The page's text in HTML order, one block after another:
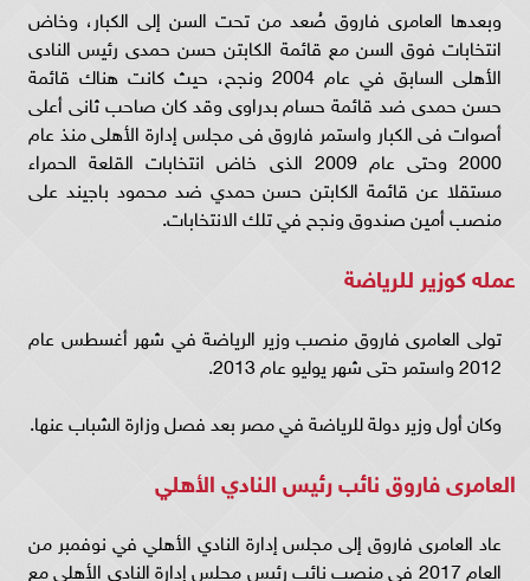
وبعدها العامرى فاروق صُعد من تحت السن إلى الكبار، وخاض
انتخابات فوق السن مع قائمة الكابتن حسن حمدى رئيس النادى
الأهلى السابق في عام 2004 ونجح، حيث كانت هناك قائمة
حسن حمدى ضد قائمة حسام بدراوى وقد كان صاحب ثانى أعلى
أصوات فى الكبار واستمر فاروق فى مجلس إدارة الأهلى منذ عام
2000 وحتى عام 2009 الذى خاض انتخابات القلعة الحمراء
مستقلا عن قائمة الكابتن حسن حمدي ضد محمود باجيند على
منصب أمين صندوق ونجح في تلك الانتخابات.
عمله كوزير للرياضة
تولى العامرى فاروق منصب وزير الرياضة في شهر أغسطس عام
2012 واستمر حتى شهر يوليو عام 2013.
وكان أول وزير دولة للرياضة في مصر بعد فصل وزارة الشباب عنها.
العامرى فاروق نائب رئيس النادي الأهلي
عاد العامرى فاروق إلى مجلس إدارة النادي الأهلي في نوفمبر من
العام 2017 في منصب نائب رئيس مجلس إدارة النادي الأهلي مع